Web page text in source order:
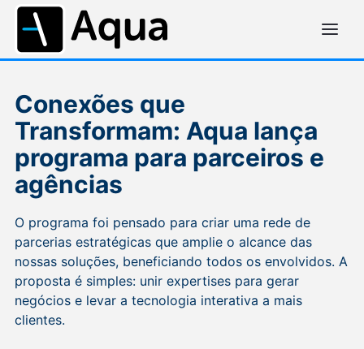
Conexões que
Transformam: Aqua lança
programa para parceiros e
agências
O programa foi pensado para criar uma rede de
parcerias estratégicas que amplie o alcance das
nossas soluções, beneficiando todos os envolvidos. A
proposta é simples: unir expertises para gerar
negócios e levar a tecnologia interativa a mais
clientes.